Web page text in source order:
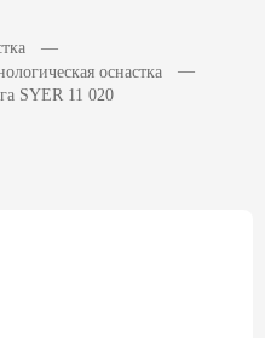
оснастка
SYER 11 020